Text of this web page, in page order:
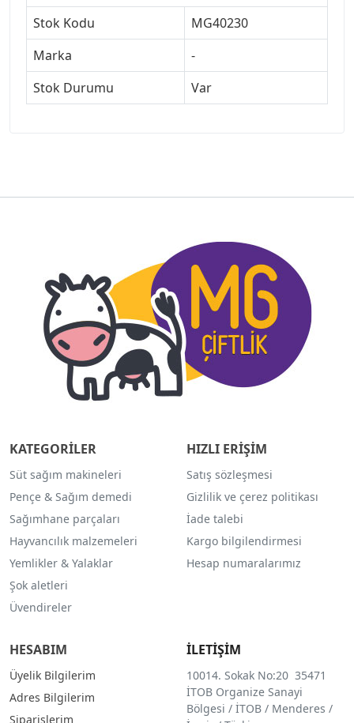
Stok Kodu
MG40230
Marka
-
Stok Durumu
Var
KATEGORİLER
Süt sağım makineleri
Pençe & Sağım demedi
Sağımhane parçaları
Hayvancılık malzemeleri
Yemlikler & Yalaklar
Şok aletleri
Üvendireler
HIZLI ERİŞİM
Satış sözleşmesi
Gizlilik ve çerez politikası
İade talebi
Kargo bilgilendirmesi
Hesap numaralarımız
HESABIM
Üyelik Bilgilerim
Adres Bilgilerim
Siparişlerim
İLETİŞİM
10014. Sokak No:20 35471
İTOB Organize Sanayi
Bölgesi / İTOB / Menderes /